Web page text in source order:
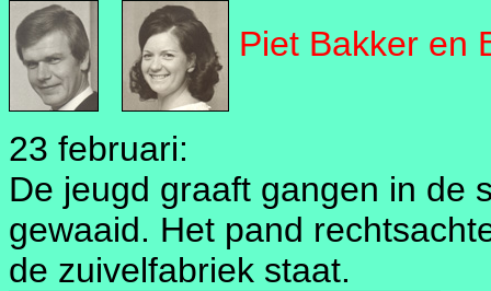
Piet Bakker en
23 februari:
De jeugd graaft gangen in de
gewaaid. Het pand
de zuivelfabriek staat.